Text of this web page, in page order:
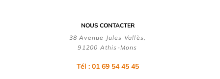
NOUS CONTACTER
38 Avenue Jules Vallès,
91200 Athis-Mons
Tél : 01 69 54 45 45